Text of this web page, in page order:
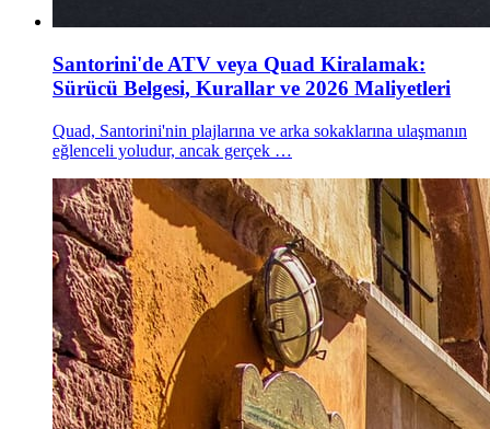
Santorini'de ATV veya Quad Kiralamak:
Sürücü Belgesi, Kurallar ve 2026 Maliyetleri
Quad, Santorini'nin plajlarına ve arka sokaklarına ulaşmanın
eğlenceli yoludur, ancak gerçek …